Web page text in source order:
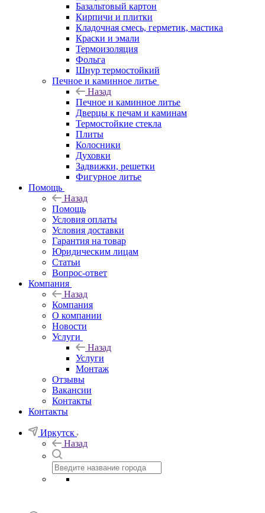
Базальтовый картон
Кирпичи и плитки
Кладочная смесь, герметик, мастика
Краски и эмали
Термоизоляция
Фольга
Шнур термостойкий
Печное и каминное литье
Назад
Печное и каминное литье
Дверцы к печам и каминам
Термостойкие стекла
Плиты
Колосники
Духовки
Задвижки, решетки
Фигурное литье
Помощь
Назад
Помощь
Условия оплаты
Условия доставки
Гарантия на товар
Юридическим лицам
Статьи
Вопрос-ответ
Компания
Назад
Компания
О компании
Новости
Услуги
Назад
Услуги
Монтаж
Отзывы
Вакансии
Контакты
Контакты
Иркутск
Назад